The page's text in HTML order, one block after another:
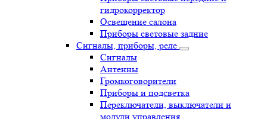
гидрокорректор
Освещение салона
Приборы световые задние
Сигналы, приборы, реле
Сигналы
Антенны
Громкоговорители
Приборы и подсветка
Переключатели, выключатели и
модули управления